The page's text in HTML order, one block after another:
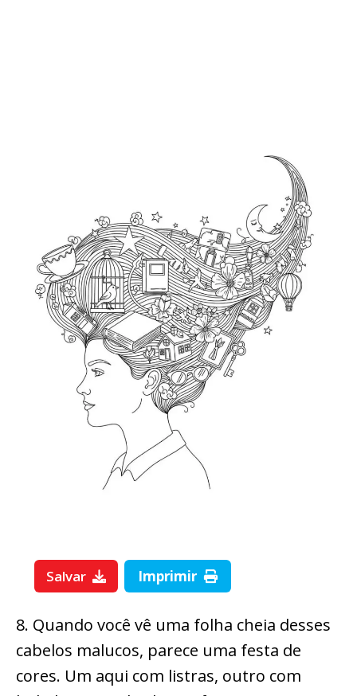
Salvar Imprimir
8. Quando você vê uma folha cheia desses
cabelos malucos, parece uma festa de
cores. Um aqui com listras, outro com